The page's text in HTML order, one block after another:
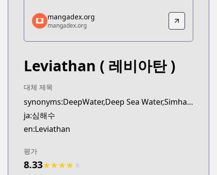
mangadex.org
mangadex.org
https://mangadex.org/title/274a8e39-71a8-4bd2-
mangadex.org
mangadex.org
Leviathan ( 레비아탄 )
대체 제목
synonyms:DeepWater,Deep Sea Water,Simhaesu
ja:심해수
en:Leviathan
평가
8.33★★★★